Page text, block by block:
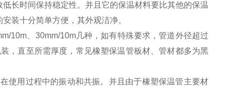
长时间保持稳定性。并且它的保温材料要比其他的保温
装十分简单方便，其外观洁净。
10m、30mm/10m几种，如有特殊要求，管道外径超过
，直至所需厚度，常见橡塑保温管板材、管材都多为黑
用过程中的振动和共振。并且由于橡塑保温管主要材